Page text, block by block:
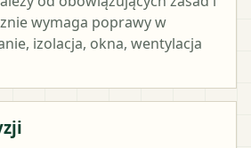
wymaga poprawy w
izolacja, okna, wentylacja